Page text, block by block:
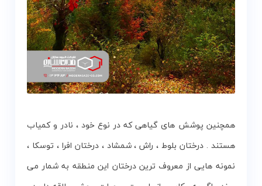
همچنین پوشش های گیاهی که در نوع خود ، نادر و کمیاب
هستند . درختان بلوط ، راش ، شمشاد ، درختان افرا ، توسکا ،
نمونه هایی از معروف ترین درختان این منطقه به شمار می